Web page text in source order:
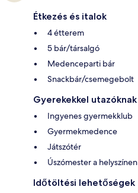
Étkezés és italok
4 étterem
5 bár/társalgó
Medenceparti bár
Snackbár/csemegebolt
Gyerekekkel utazóknak
Ingyenes gyermekklub
Gyermekmedence
Játszótér
Úszómester a helyszínen
Időtöltési lehetőségek